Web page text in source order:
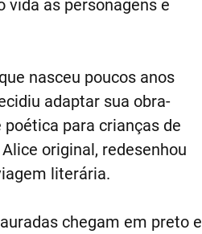
vida às personagens e
nasceu poucos anos
adaptar sua obra-
para crianças de
original, redesenhou
literária.
chegam em preto e